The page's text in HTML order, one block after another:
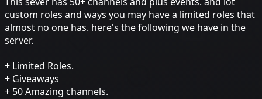
custom roles and ways you may have a limited roles that
almost no one has. here's the following we have in the
server.
+ Limited Roles.
+ Giveaways
+ 50 Amazing channels.